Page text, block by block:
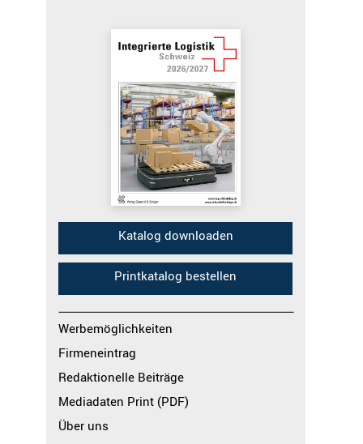
Katalog downloaden
Printkatalog bestellen
Werbemöglichkeiten
Firmeneintrag
Redaktionelle Beiträge
Mediadaten Print (PDF)
Über uns